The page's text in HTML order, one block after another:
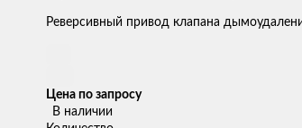
Реверсивный привод клапана
Цена по запросу
В наличии